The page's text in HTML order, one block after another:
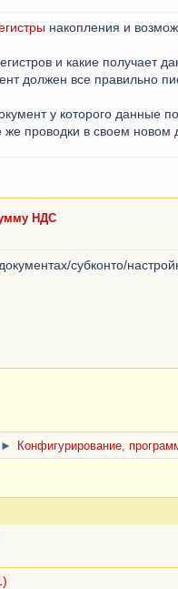
накопления и
и какие получает
должен все правильно
у которого данные
же проводки в своем новом
НДС
субконто/
► Конфигурирование,